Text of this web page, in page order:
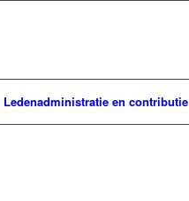
Ledenadministratie en contributie